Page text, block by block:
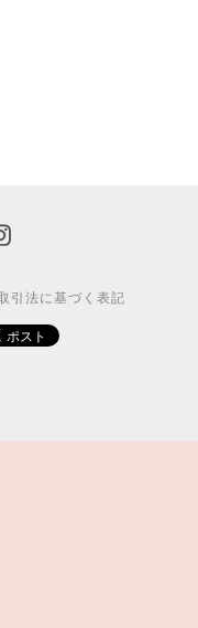
引法に基づく表記